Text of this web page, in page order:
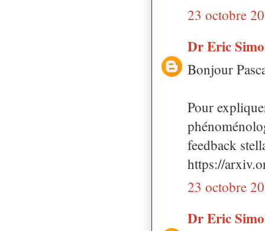
23 octobre
Dr Eric
Bonjour
Pour
feedback
https://
23 octobre
Dr Eric